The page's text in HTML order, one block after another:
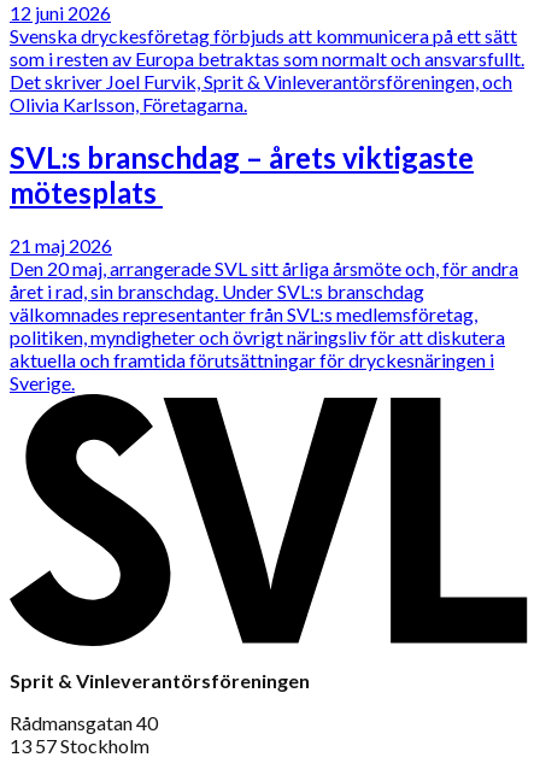
12 juni 2026
Svenska dryckesföretag förbjuds att kommunicera på ett sätt
som i resten av Europa betraktas som normalt och ansvarsfullt.
Det skriver Joel Furvik, Sprit & Vinleverantörsföreningen, och
Olivia Karlsson, Företagarna.
SVL:s branschdag – årets viktigaste
mötesplats
21 maj 2026
Den 20 maj, arrangerade SVL sitt årliga årsmöte och, för andra
året i rad, sin branschdag. Under SVL:s branschdag
välkomnades representanter från SVL:s medlemsföretag,
politiken, myndigheter och övrigt näringsliv för att diskutera
aktuella och framtida förutsättningar för dryckesnäringen i
Sverige.
Sprit & Vinleverantörsföreningen
Rådmansgatan 40
13 57 Stockholm